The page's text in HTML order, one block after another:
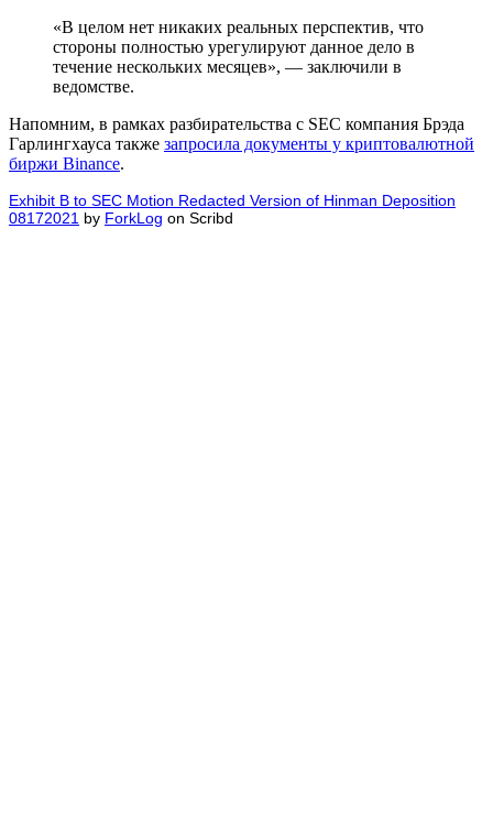
«В целом нет никаких реальных перспектив, что
стороны полностью урегулируют данное дело в
течение нескольких месяцев», — заключили в
ведомстве.
Напомним, в рамках разбирательства с SEC компания Брэда
Гарлингхауса также запросила документы у криптовалютной
биржи Binance.
Exhibit B to SEC Motion Redacted Version of Hinman Deposition
08172021 by ForkLog on Scribd